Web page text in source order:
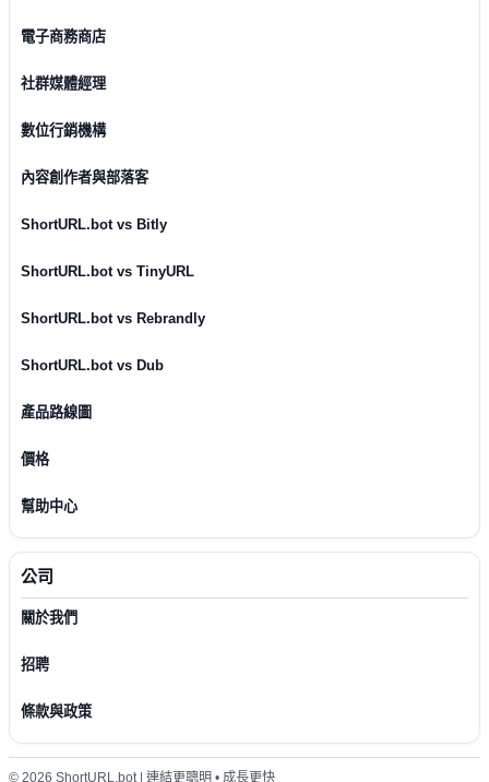
電子商務商店
社群媒體經理
數位行銷機構
內容創作者與部落客
ShortURL.bot vs Bitly
ShortURL.bot vs TinyURL
ShortURL.bot vs Rebrandly
ShortURL.bot vs Dub
產品路線圖
價格
幫助中心
公司
關於我們
招聘
條款與政策
© 2026 ShortURL.bot | 連結更聰明 • 成長更快